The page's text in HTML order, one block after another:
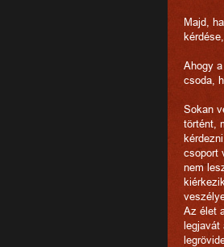
Majd,
Ahogy
csoda,
Sokan
történt,
csoport
nem
Az élet
legjavát